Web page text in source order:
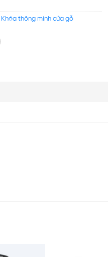
Khóa thông minh cửa gỗ